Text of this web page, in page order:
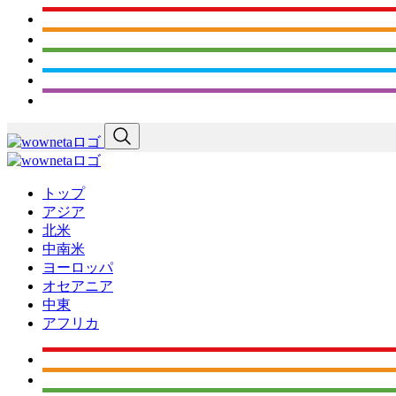
トップ
アジア
北米
中南米
ヨーロッパ
オセアニア
中東
アフリカ